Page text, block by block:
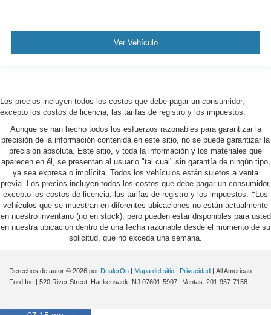
Ver Vehículo
Los precios incluyen todos los costos que debe pagar un consumidor,
excepto los costos de licencia, las tarifas de registro y los impuestos.
Aunque se han hecho todos los esfuerzos razonables para garantizar la
precisión de la información contenida en este sitio, no se puede garantizar la
precisión absoluta. Este sitio, y toda la información y los materiales que
aparecen en él, se presentan al usuario "tal cual" sin garantía de ningún tipo,
ya sea expresa o implícita. Todos los vehículos están sujetos a venta
previa. Los precios incluyen todos los costos que debe pagar un consumidor,
excepto los costos de licencia, las tarifas de registro y los impuestos. ‡Los
vehículos que se muestran en diferentes ubicaciones no están actualmente
en nuestro inventario (no en stock), pero pueden estar disponibles para usted
en nuestra ubicación dentro de una fecha razonable desde el momento de su
solicitud, que no exceda una semana.
Derechos de autor © 2026 por DealerOn | Mapa del sitio | Privacidad | All American
Ford Inc | 520 River Street, Hackensack, NJ 07601-5907 | Ventas: 201-957-7158